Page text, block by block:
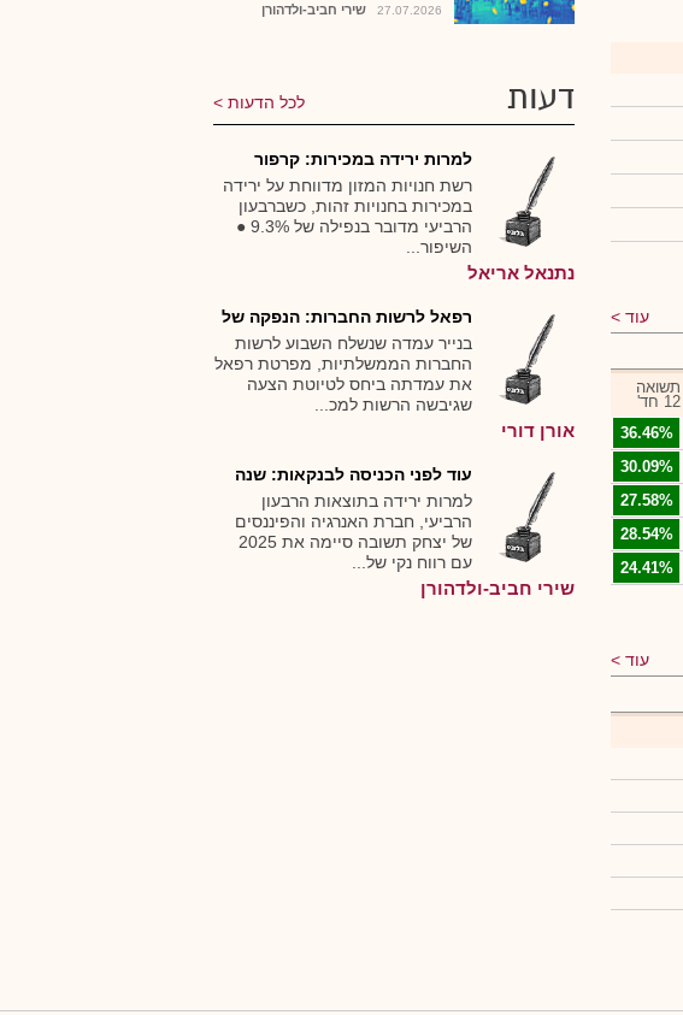
עוד
תשואה
12 חד'
36.46%
30.09%
27.58%
28.54%
24.41%
עוד
27.07.2026 שירי חביב-ולדהורן
דעות לכל הדעות
למרות ירידה במכירות: קרפור
עברה לרווח של 15.5 מיליון שק...
רשת חנויות המזון מדווחת על ירידה
במכירות בחנויות זהות, כשברבעון
הרביעי מדובר בנפילה של 9.3% ●
השיפור...
נתנאל אריאל
רפאל לרשות החברות: הנפקה של
עד 30% בלבד - ורוב הכסף ייש...
בנייר עמדה שנשלח השבוע לרשות
החברות הממשלתיות, מפרטת רפאל
את עמדתה ביחס לטיוטת הצעה
שגיבשה הרשות למכ...
אורן דורי
עוד לפני הכניסה לבנקאות: שנה
חזקה לקבוצת דלק ששווה 20 מ...
למרות ירידה בתוצאות הרבעון
הרביעי, חברת האנרגיה והפיננסים
של יצחק תשובה סיימה את 2025
עם רווח נקי של...
שירי חביב-ולדהורן